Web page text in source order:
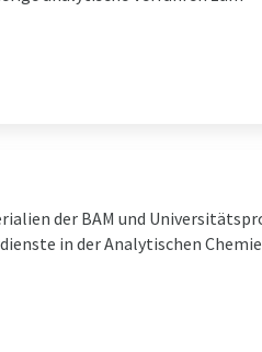
der BAM und
in der Analytischen